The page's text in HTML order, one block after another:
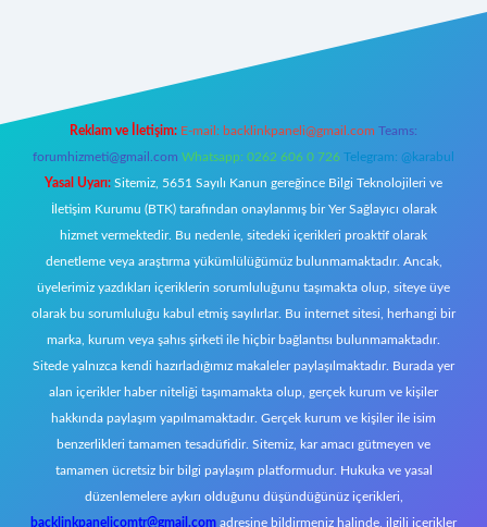
Reklam ve İletişim: E-mail: backlinkpaneli@gmail.com Teams:
forumhizmeti@gmail.com Whatsapp: 0262 606 0 726 Telegram: @karabul
Yasal Uyarı: Sitemiz, 5651 Sayılı Kanun gereğince Bilgi Teknolojileri ve
İletişim Kurumu (BTK) tarafından onaylanmış bir Yer Sağlayıcı olarak
hizmet vermektedir. Bu nedenle, sitedeki içerikleri proaktif olarak
denetleme veya araştırma yükümlülüğümüz bulunmamaktadır. Ancak,
üyelerimiz yazdıkları içeriklerin sorumluluğunu taşımakta olup, siteye üye
olarak bu sorumluluğu kabul etmiş sayılırlar. Bu internet sitesi, herhangi bir
marka, kurum veya şahıs şirketi ile hiçbir bağlantısı bulunmamaktadır.
Sitede yalnızca kendi hazırladığımız makaleler paylaşılmaktadır. Burada yer
alan içerikler haber niteliği taşımamakta olup, gerçek kurum ve kişiler
hakkında paylaşım yapılmamaktadır. Gerçek kurum ve kişiler ile isim
benzerlikleri tamamen tesadüfidir. Sitemiz, kar amacı gütmeyen ve
tamamen ücretsiz bir bilgi paylaşım platformudur. Hukuka ve yasal
düzenlemelere aykırı olduğunu düşündüğünüz içerikleri,
backlinkpanelicomtr@gmail.com adresine bildirmeniz halinde, ilgili içerikler